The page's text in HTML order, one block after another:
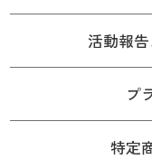
活動報
プ
特定